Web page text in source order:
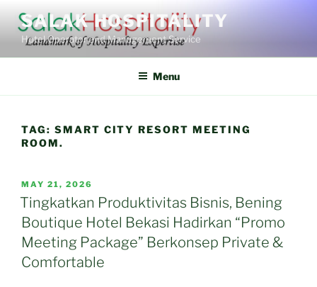
content
SALAK HOSPITALITY
Hotel Operator and Management Service
Menu
TAG: SMART CITY RESORT MEETING
ROOM.
POSTED
ON
MAY 21, 2026
Tingkatkan Produktivitas Bisnis, Bening
Boutique Hotel Bekasi Hadirkan “Promo
Meeting Package” Berkonsep Private &
Comfortable